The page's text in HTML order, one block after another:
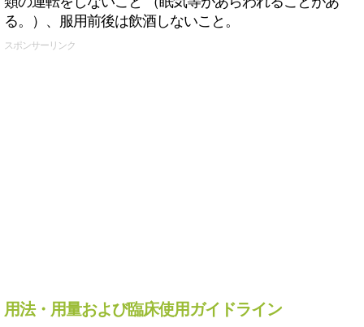
る。）、服用前後は飲酒しないこと。
スポンサーリンク
用法・用量および臨床使用ガイドライン